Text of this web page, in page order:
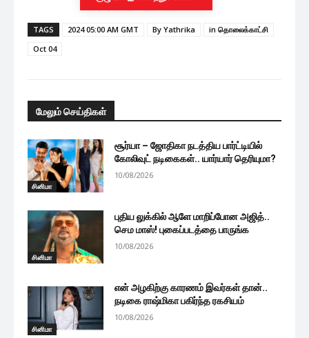
TAGS 2024 05:00 AM GMT By Yathrika
in தொலைக்காட்சி
Oct 04
மேலும் செய்திகள்
சினிமா
சூர்யா – ஜோதிகா நடத்திய பார்ட்டியில்
கோலிவுட் நடிகைகள்.. யார்யார் தெரியுமா?
10/08/2026
சினிமா
புதிய லுக்கில் ஆளே மாறிப்போன அஜித்..
செம மாஸ்! புகைப்படத்தை பாருங்க
10/08/2026
சினிமா
என் அழகிற்கு காரணம் இவர்கள் தான்..
நடிகை ராஷ்மிகா பகிர்ந்த ரகசியம்
10/08/2026